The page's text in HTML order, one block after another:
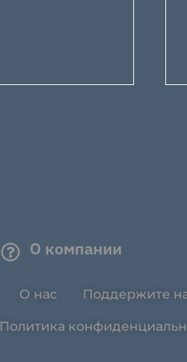
О компании
О нас Поддержите
Политика